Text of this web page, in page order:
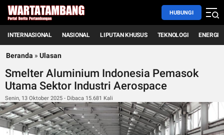
HUBUNGI
INTERNASIONAL NASIONAL LIPUTAN KHUSUS TEKNOLOGI ENERGI
Beranda » Ulasan
Smelter Aluminium Indonesia Pemasok
Utama Sektor Industri Aerospace
Senin, 13 Oktober 2025 - Dibaca 15.681 Kali